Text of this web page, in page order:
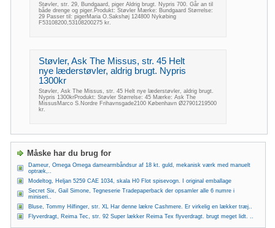
Støvler, str. 29, Bundgaard, piger Aldrig brugt. Nypris 700. Går an til
både drenge og piger.Produkt: Støvler Mærke: Bundgaard Størrelse:
29 Passer til: pigerMaria O.Sakshøj 124800 Nykøbing
F53108200,53108200275 kr.
Støvler, Ask The Missus, str. 45 Helt
nye læderstøvler, aldrig brugt. Nypris
1300kr
Støvler, Ask The Missus, str. 45 Helt nye læderstøvler, aldrig brugt.
Nypris 1300krProdukt: Støvler Størrelse: 45 Mærke: Ask The
MissusMarco S.Nordre Frihavnsgade2100 København Ø27901219500
kr.
Måske har du brug for
Dameur, Omega Omega damearmbåndsur af 18 kt. guld, mekanisk værk med manuelt
optræk,..
Modeltog, Heljan 5259 CAE 1034, skala H0 Flot spisevogn. I original emballage
Secret Six, Gail Simone, Tegneserie Tradepaperback der opsamler alle 6 numre i
miniseri..
Bluse, Tommy Hilfinger, str. XL Har denne lækre Cashmere. Er virkelig en lækker træj..
Flyverdragt, Reima Tec, str. 92 Super lækker Reima Tex flyverdragt. brugt meget lidt. ..